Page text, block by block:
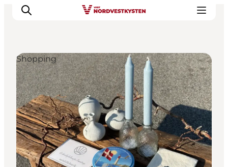
Urlaubsorte
Inspiration
Events
Unterkunft
Mach deine Urlaubsplanung
Shopping